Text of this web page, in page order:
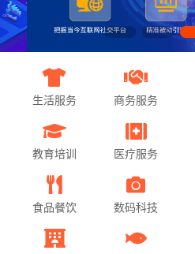
生活服务 商务服务
教育培训 医疗服务
食品餐饮 数码科技